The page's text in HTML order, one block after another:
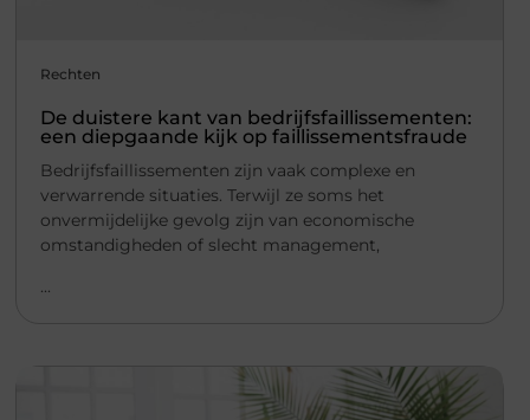
Rechten
De duistere kant van bedrijfsfaillissementen:
een diepgaande kijk op faillissementsfraude
Bedrijfsfaillissementen zijn vaak complexe en
verwarrende situaties. Terwijl ze soms het
onvermijdelijke gevolg zijn van economische
omstandigheden of slecht management,
...